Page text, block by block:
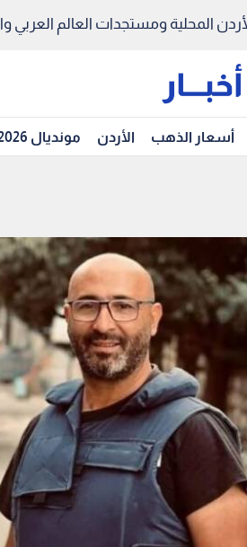
المحلية ومستجدات العالم العربي
أسعار الذهب الأردن مونديال 2026